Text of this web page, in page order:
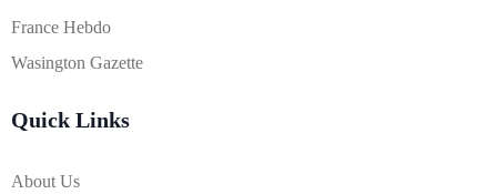
France Hebdo
Wasington Gazette
Quick Links
About Us